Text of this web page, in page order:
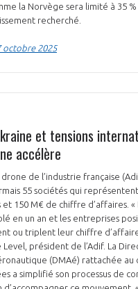
la Norvège sera limité à 35
recherché.
octobre 2025
et tensions
accélère
drone de l’industrie française
55 sociétés qui
et 150 M€ de chiffre d’affaires. «
en un an et les entreprises
ou triplent leur chiffre
président de l’Adif. La
(DMAé) rattachée au
a simplifié son processus de